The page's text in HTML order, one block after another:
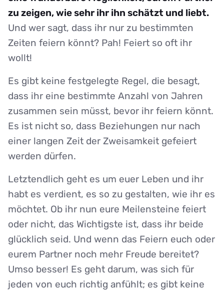
zu zeigen, wie sehr ihr ihn schätzt und liebt.
Und wer sagt, dass ihr nur zu bestimmten
Zeiten feiern könnt? Pah! Feiert so oft ihr
wollt!
Es gibt keine festgelegte Regel, die besagt,
dass ihr eine bestimmte Anzahl von Jahren
zusammen sein müsst, bevor ihr feiern könnt.
Es ist nicht so, dass Beziehungen nur nach
einer langen Zeit der Zweisamkeit gefeiert
werden dürfen.
Letztendlich geht es um euer Leben und ihr
habt es verdient, es so zu gestalten, wie ihr es
möchtet. Ob ihr nun eure Meilensteine feiert
oder nicht, das Wichtigste ist, dass ihr beide
glücklich seid. Und wenn das Feiern euch oder
eurem Partner noch mehr Freude bereitet?
Umso besser! Es geht darum, was sich für
jeden von euch richtig anfühlt; es gibt keine